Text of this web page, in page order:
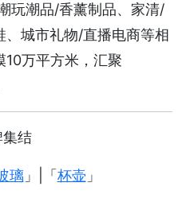
玩潮品/香薰制品、家清/
城市礼物/直播电商等相
10万平方米，汇聚
集结
璃」|「 杯壶 」